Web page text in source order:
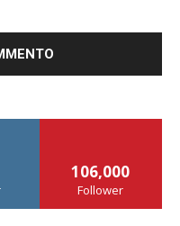
106,000
Follower